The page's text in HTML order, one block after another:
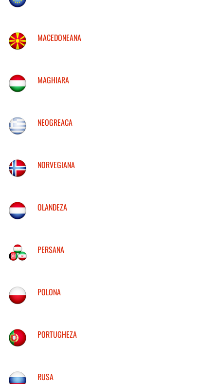
MACEDONEANA
MAGHIARA
NEOGREACA
NORVEGIANA
OLANDEZA
PERSANA
POLONA
PORTUGHEZA
RUSA